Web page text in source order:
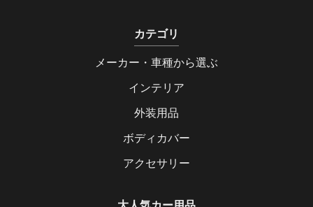
カテゴリ
メーカー・車種から選ぶ
インテリア
外装用品
ボディカバー
アクセサリー